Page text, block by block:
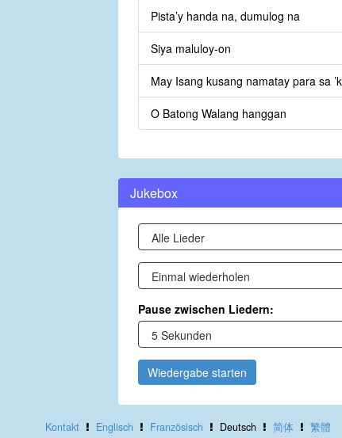
Pista’y handa na, dumulog na
Siya maluloy-on
May Isang kusang namatay para sa
O Batong Walang hanggan
Jukebox
Pause zwischen Liedern:
Wiedergabe starten
Kontakt Englisch Französisch Deutsch 简体 繁體